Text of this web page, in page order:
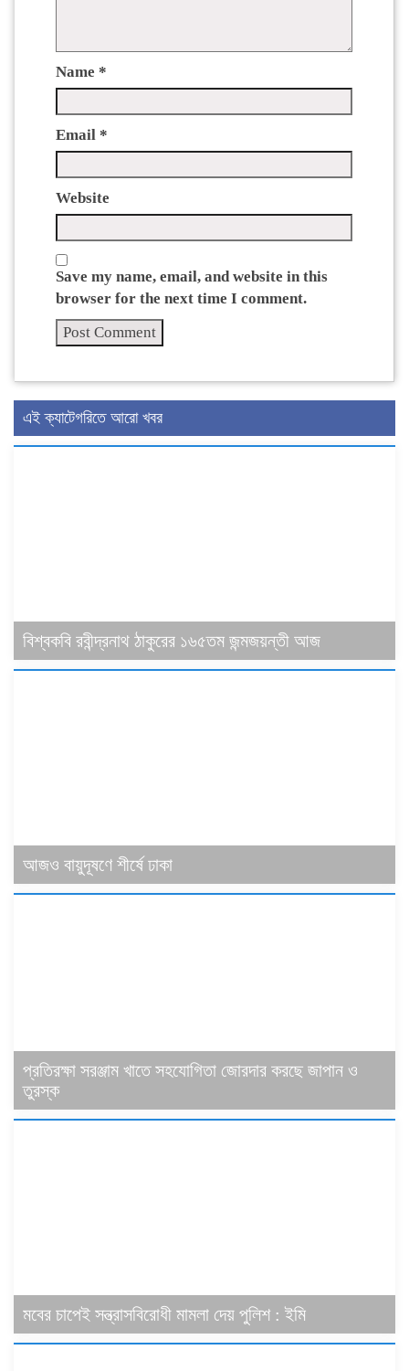
Name *
Email *
Website
Save my name, email, and website in this
browser for the next time I comment.
এই ক্যাটেগরিতে আরো খবর
বিশ্বকবি রবীন্দ্রনাথ ঠাকুরের ১৬৫তম জন্মজয়ন্তী আজ
আজও বায়ুদূষণে শীর্ষে ঢাকা
প্রতিরক্ষা সরঞ্জাম খাতে সহযোগিতা জোরদার করছে জাপান ও
তুরস্ক
মবের চাপেই সন্ত্রাসবিরোধী মামলা দেয় পুলিশ : ইমি